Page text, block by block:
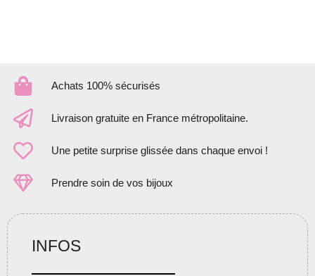
Achats 100% sécurisés
Livraison gratuite en France métropolitaine.
Une petite surprise glissée dans chaque envoi !
Prendre soin de vos bijoux
INFOS